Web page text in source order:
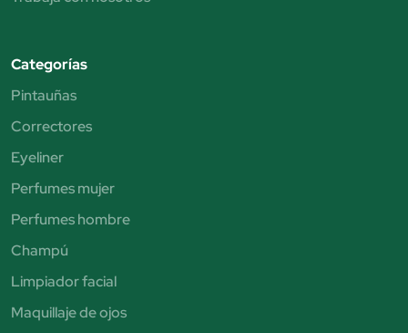
Categorías
Pintauñas
Correctores
Eyeliner
Perfumes mujer
Perfumes hombre
Champú
Limpiador facial
Maquillaje de ojos